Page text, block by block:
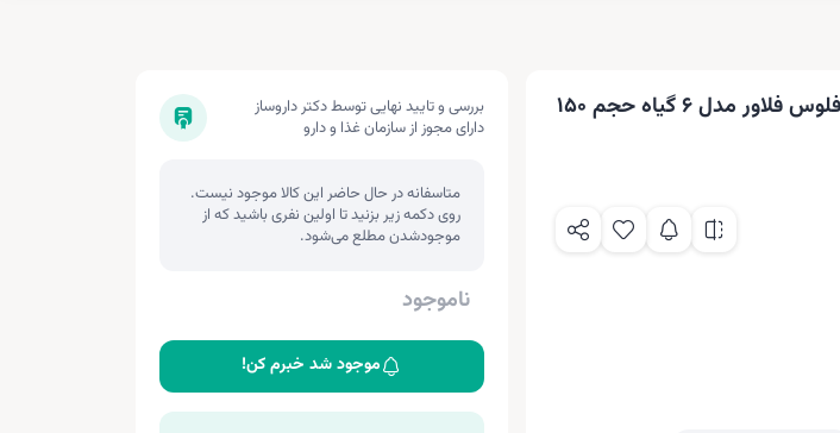
فوم پاک کننده صورت فلوس فلاور مدل 6 گیاه حجم 150
بررسی و تایید نهایی توسط دکتر داروساز
دارای مجوز از سازمان غذا و دارو
متاسفانه در حال حاضر این کالا موجود نیست.
روی دکمه زیر بزنید تا اولین نفری باشید که از
موجودشدن مطلع می‌شود.
ناموجود
موجود شد خبرم کن!